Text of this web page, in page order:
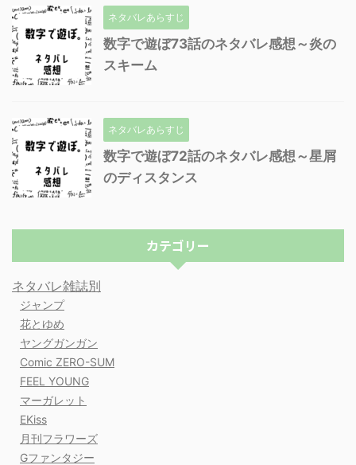
ネタバレあらすじ
数字で遊ぼ73話のネタバレ感想～炎の
スキーム
ネタバレあらすじ
数字で遊ぼ72話のネタバレ感想～星屑
のディスタンス
カテゴリー
ネタバレ雑誌別
ジャンプ
花とゆめ
ヤングガンガン
Comic ZERO-SUM
FEEL YOUNG
マーガレット
EKiss
月刊フラワーズ
Gファンタジー